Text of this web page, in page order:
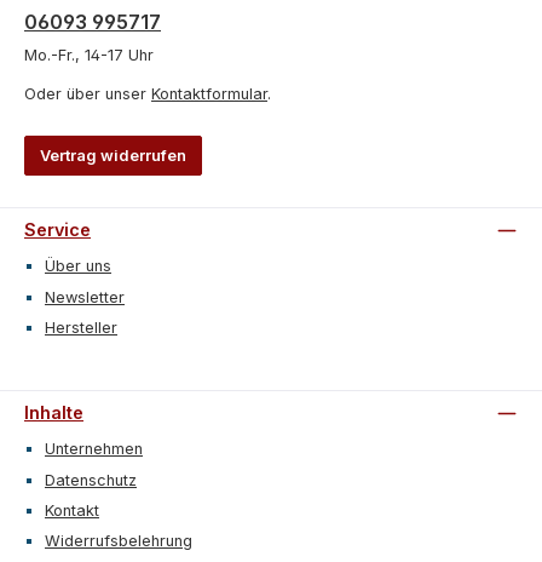
06093 995717
Mo.-Fr., 14-17 Uhr
Oder über unser Kontaktformular.
Vertrag widerrufen
Service
Über uns
Newsletter
Hersteller
Inhalte
Unternehmen
Datenschutz
Kontakt
Widerrufsbelehrung